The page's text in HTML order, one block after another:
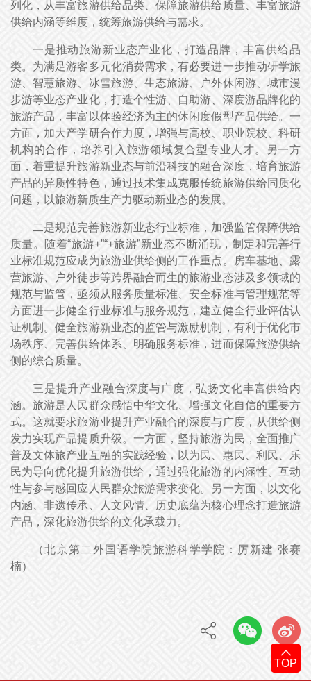
TOP
列化，从丰富旅游供给品类、保障旅游供给质量、丰富旅游
供给内涵等维度，统筹旅游供给与需求。
一是推动旅游新业态产业化，打造品牌，丰富供给品
类。为满足游客多元化消费需求，有必要进一步推动研学旅
游、智慧旅游、冰雪旅游、生态旅游、户外休闲游、城市漫
步游等业态产业化，打造个性游、自助游、深度游品牌化的
旅游产品，丰富以体验经济为主的休闲度假型产品供给。一
方面，加大产学研合作力度，增强与高校、职业院校、科研
机构的合作，培养引入旅游领域复合型专业人才。另一方
面，着重提升旅游新业态与前沿科技的融合深度，培育旅游
产品的异质性特色，通过技术集成克服传统旅游供给同质化
问题，以旅游新质生产力驱动新业态的发展。
二是规范完善旅游新业态行业标准，加强监管保障供给
质量。随着“旅游+”“+旅游”新业态不断涌现，制定和完善行
业标准规范应成为旅游业供给侧的工作重点。房车基地、露
营旅游、户外徒步等跨界融合而生的旅游业态涉及多领域的
规范与监管，亟须从服务质量标准、安全标准与管理规范等
方面进一步健全行业标准与服务规范，建立健全行业评估认
证机制。健全旅游新业态的监管与激励机制，有利于优化市
场秩序、完善供给体系、明确服务标准，进而保障旅游供给
侧的综合质量。
三是提升产业融合深度与广度，弘扬文化丰富供给内
涵。旅游是人民群众感悟中华文化、增强文化自信的重要方
式。这就要求旅游业提升产业融合的深度与广度，从供给侧
发力实现产品提质升级。一方面，坚持旅游为民，全面推广
普及文体旅产业互融的实践经验，以为民、惠民、利民、乐
民为导向优化提升旅游供给，通过强化旅游的内涵性、互动
性与参与感回应人民群众旅游需求变化。另一方面，以文化
内涵、非遗传承、人文风情、历史底蕴为核心理念打造旅游
产品，深化旅游供给的文化承载力。
（北京第二外国语学院旅游科学学院：厉新建 张赛
楠）